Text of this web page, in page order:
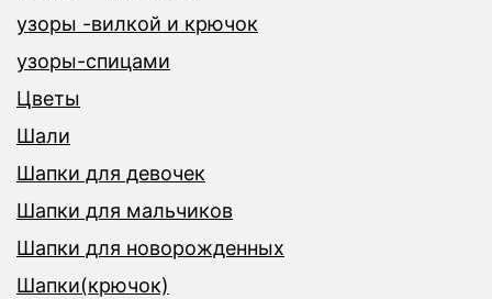
узоры -вилкой и крючок
узоры-спицами
Цветы
Шали
Шапки для девочек
Шапки для мальчиков
Шапки для новорожденных
Шапки(крючок)